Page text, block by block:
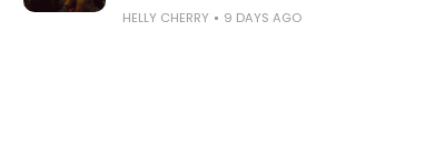
HELLY CHERRY 9 DAYS AGO